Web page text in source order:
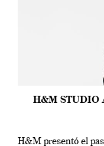
H&M STUDIO
H&M presentó el